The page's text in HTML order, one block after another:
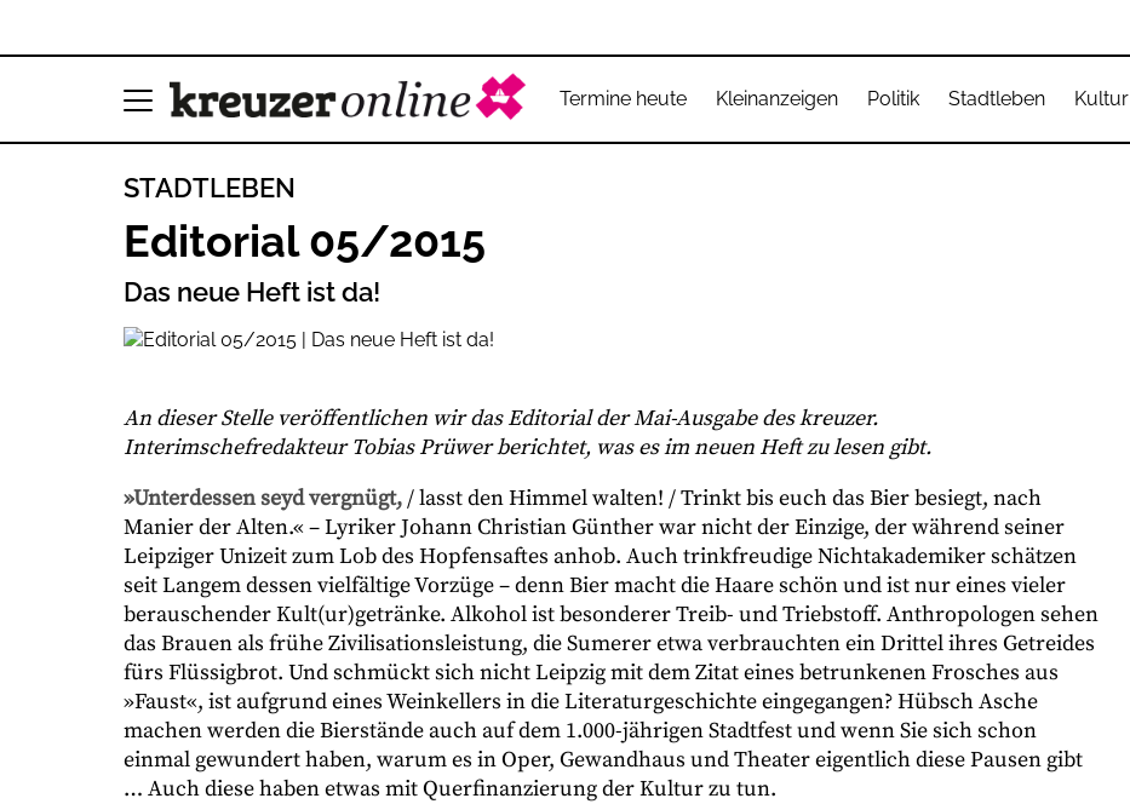
Termine heute Kleinanzeigen Politik Stadtleben Kultur
STADTLEBEN
Editorial 05/2015
Das neue Heft ist da!
An dieser Stelle veröffentlichen wir das Editorial der Mai-Ausgabe des kreuzer.
Interimschefredakteur Tobias Prüwer berichtet, was es im neuen Heft zu lesen gibt.
»Unterdessen seyd vergnügt,/ lasst den Himmel walten! / Trinkt bis euch das Bier besiegt, nach
Manier der Alten.« – Lyriker Johann Christian Günther war nicht der Einzige, der während seiner
Leipziger Unizeit zum Lob des Hopfensaftes anhob. Auch trinkfreudige Nichtakademiker schätzen
seit Langem dessen vielfältige Vorzüge – denn Bier macht die Haare schön und ist nur eines vieler
berauschender Kult(ur)getränke. Alkohol ist besonderer Treib- und Triebstoff. Anthropologen sehen
das Brauen als frühe Zivilisationsleistung, die Sumerer etwa verbrauchten ein Drittel ihres Getreides
fürs Flüssigbrot. Und schmückt sich nicht Leipzig mit dem Zitat eines betrunkenen Frosches aus
»Faust«, ist aufgrund eines Weinkellers in die Literaturgeschichte eingegangen? Hübsch Asche
machen werden die Bierstände auch auf dem 1.000-jährigen Stadtfest und wenn Sie sich schon
einmal gewundert haben, warum es in Oper, Gewandhaus und Theater eigentlich diese Pausen gibt
… Auch diese haben etwas mit Querfinanzierung der Kultur zu tun.